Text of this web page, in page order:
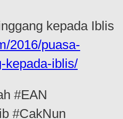
kepada Iblis
2016/puasa-
kepada-iblis/
#EAN
#CakNun